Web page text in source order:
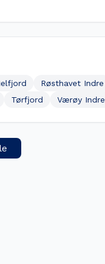
Røsthavet Indre
Tørfjord Værøy Indre